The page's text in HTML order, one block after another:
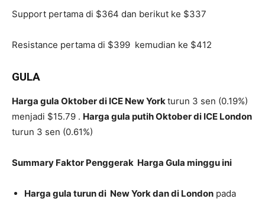
Support pertama di $364 dan berikut ke $337
Resistance pertama di $399 kemudian ke $412
GULA
Harga gula Oktober di ICE New York turun 3 sen (0.19%)
menjadi $15.79 . Harga gula putih Oktober di ICE London
turun 3 sen (0.61%)
Summary Faktor Penggerak Harga Gula minggu ini
Harga gula turun di New York dan di London pada